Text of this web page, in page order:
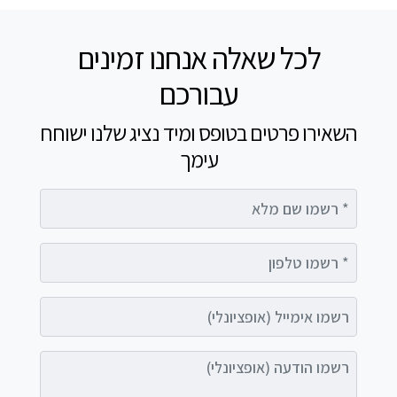
לכל שאלה אנחנו זמינים
עבורכם
השאירו פרטים בטופס ומיד נציג שלנו ישוחח
עימך
רשמו הודעה (אופציונלי)